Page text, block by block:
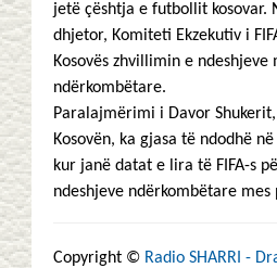
jetë çështja e futbollit kosovar.
dhjetor, Komiteti Ekzekutiv i
Kosovës zhvillimin e ndeshjeve
ndërkombëtare.
Paralajmërimi i Davor
Kosovën, ka gjasa të ndodhë
kur janë datat e lira të FIFA-s
ndeshjeve ndërkombëtare mes
Copyright © Radio SHARRI -